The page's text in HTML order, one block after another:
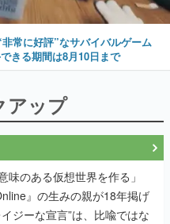
常に好評”なサバイバルゲーム
きる期間は8月10日まで
アップ
味のある仮想世界を作る」
』の生みの親が18年掲げ
ジーな宣言”は、比喩ではな